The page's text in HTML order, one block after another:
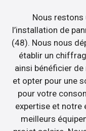
Nous restons
l’installation de
(48). Nous nous
établir un
ainsi bénéficier
et opter pour une
pour votre
expertise et notre
meilleurs